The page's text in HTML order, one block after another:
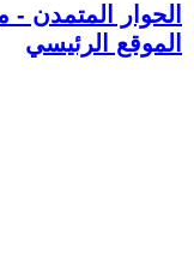
الحوار المتمدن -
الموقع الرئيسي